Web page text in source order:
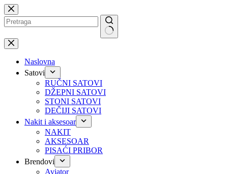
Preskoči
na
No
results
Naslovna
Satovi
RUČNI SATOVI
DŽEPNI SATOVI
STONI SATOVI
DEČIJI SATOVI
Nakit i aksesoar
NAKIT
AKSESOAR
PISAĆI PRIBOR
Brendovi
Aviator